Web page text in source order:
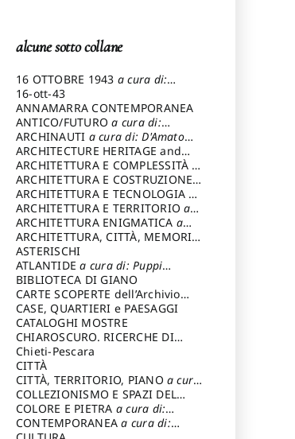
alcune sotto collane
16 OTTOBRE 1943 a cura di:
Pezzetti Marcello
16-ott-43
ANNAMARRA CONTEMPORANEA
ANTICO/FUTUROa cura di:
Varagnoli Claudio
ARCHINAUTI a cura di: D'Amato
Claudio
ARCHITECTURE HERITAGE and
DESIGN
ARCHITETTURA E COMPLESSITÀ a
cura di: Piva Antonio
ARCHITETTURA E COSTRUZIONEa
cura di: Poretti Sergio
ARCHITETTURA E TECNOLOGIA a
cura di: Carrara Gianfranco
ARCHITETTURA E TERRITORIOa
cura di: Pietrogrande Enrico
ARCHITETTURA ENIGMATICA a
cura di: Lenci Ruggero
ARCHITETTURA, CITTÀ, MEMORIA
a cura di: Valeriani Enrico
ASTERISCHI
ATLANTIDEa cura di: Puppi
Lionello
BIBLIOTECA DI GIANO
CARTE SCOPERTE dell’Archivio
Storico Capitolino
CASE, QUARTIERI e PAESAGGI
CATALOGHI MOSTRE
CHIAROSCURO. RICERCHE DI
STORIA E STORIA DELL'ARTE
cura di: Di Carpegna Falconieri
Tommaso
Chieti-Pescara
CITTÀ
CITTÀ, TERRITORIO, PIANO a cura
di: Imbesi Giuseppe
COLLEZIONISMO E SPAZI DEL
COLLEZIONISMO a cura di:
Magnani Lauro
COLORE E PIETRA a cura di:
Selvaggi Giuseppe
CONTEMPORANEAa cura di: